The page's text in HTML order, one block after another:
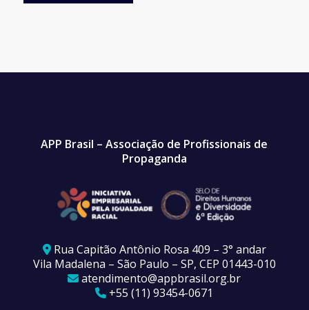
APP Brasil – Associação de Profissionais de
Propaganda
Rua Capitão Antônio Rosa 409 – 3° andar
Vila Madalena – São Paulo – SP, CEP 01443-010
atendimento@appbrasil.org.br
+55 (11) 93454-0671